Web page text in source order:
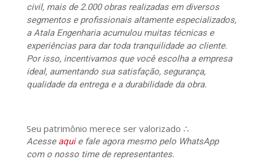
civil, mais de 2.000 obras realizadas em diversos
segmentos e profissionais altamente especializados,
a Atala Engenharia acumulou muitas técnicas e
experiências para dar toda tranquilidade ao cliente.
Por isso, incentivamos que você escolha a empresa
ideal, aumentando sua satisfação, segurança,
qualidade da entrega e a durabilidade da obra.
Seu patrimônio merece ser valorizado ∴
Acesse aquie fale agora mesmo pelo WhatsApp
com o nosso time de representantes.